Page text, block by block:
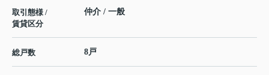
取引態様 /
賃貸区分
仲介 / 一般
総戸数 8戸